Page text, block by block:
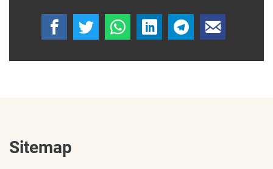
Sitemap